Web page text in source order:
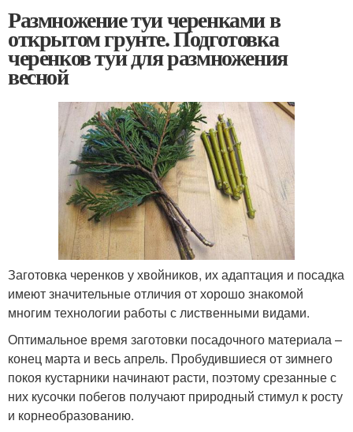
Размножение туи черенками в
открытом грунте. Подготовка
черенков туи для размножения
весной
Заготовка черенков у хвойников, их адаптация и посадка
имеют значительные отличия от хорошо знакомой
многим технологии работы с лиственными видами.
Оптимальное время заготовки посадочного материала –
конец марта и весь апрель. Пробудившиеся от зимнего
покоя кустарники начинают расти, поэтому срезанные с
них кусочки побегов получают природный стимул к росту
и корнеобразованию.